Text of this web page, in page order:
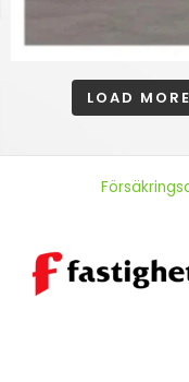
LOAD MORE